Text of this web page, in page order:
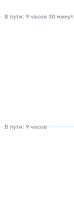
В пути: 9 часов 30 минут
В пути: 9 часов